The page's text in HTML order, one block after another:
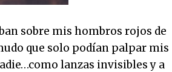
sobre mis hombros rojos de
que solo podían palpar mis
lanzas invisibles y a